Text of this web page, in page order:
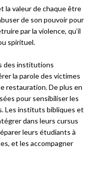
la valeur de chaque être
de son pouvoir pour
par la violence, qu’il
spirituel.
des institutions
la parole des victimes
restauration. De plus en
pour sensibiliser les
Les instituts bibliques et
dans leurs cursus
leurs étudiants à
et les accompagner